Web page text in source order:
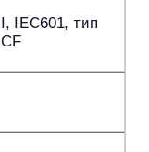
I, IEC601, тип
CF